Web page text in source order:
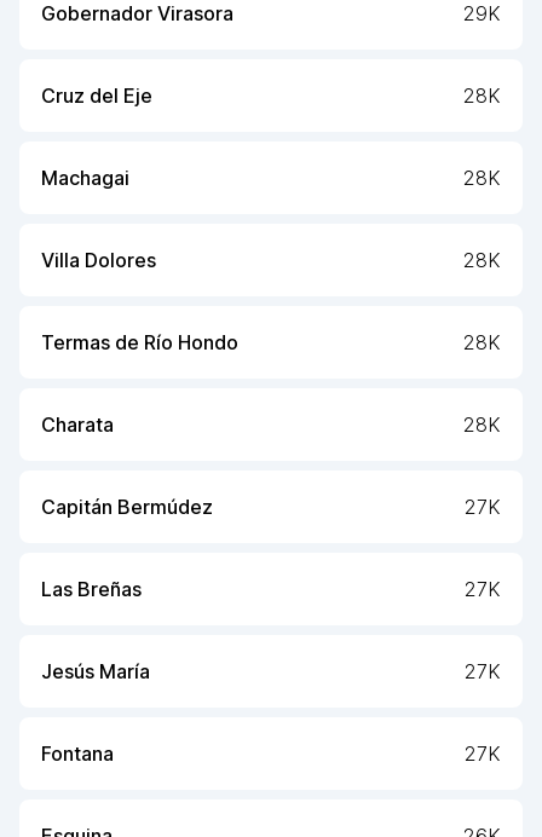
Gobernador Virasora 29K
Cruz del Eje 28K
Machagai 28K
Villa Dolores 28K
Termas de Río Hondo 28K
Charata 28K
Capitán Bermúdez 27K
Las Breñas 27K
Jesús María 27K
Fontana 27K